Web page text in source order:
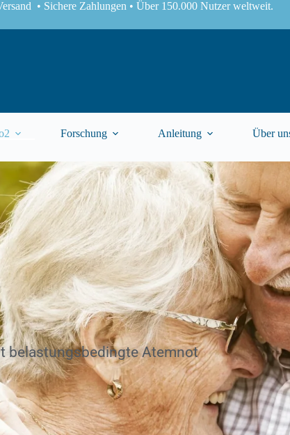
• Sichere Zahlungen • Über 150.000 Nutzer weltweit.
Forschung Anleitung Über
belastungsbedingte Atemnot